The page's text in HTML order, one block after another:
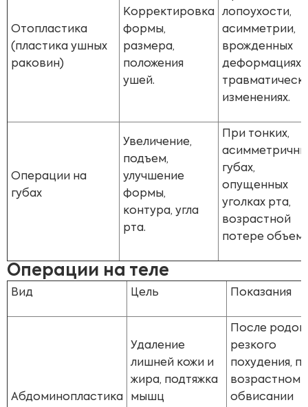
Отопластика
(пластика ушных
раковин)
Корректировка
формы,
размера,
положения
ушей.
лопоухости,
асимметрии,
врожденных
деформациях,
изменениях.
Операции на
губах
Увеличение,
подъем,
улучшение
формы,
контура, угла
рта.
При тонких,
губах,
опущенных
уголках рта,
возрастной
потере
Операции на теле
Вид Цель Показания
Абдоминопластика
Удаление
лишней кожи и
жира, подтяжка
мышц
После родов,
резкого
похудения,
возрастном
обвисании